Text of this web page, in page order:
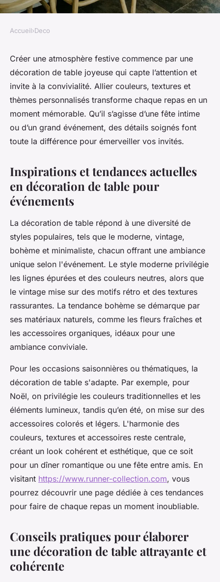
Créez une ambiance festive
avec une décoration de table
joyeuse
Antoine• 21 septembre 2025 •2 min de lecture
Accueil›Deco
Créer une atmosphère festive commence par une
décoration de table joyeuse qui capte l’attention et
invite à la convivialité. Allier couleurs, textures et
thèmes personnalisés transforme chaque repas en un
moment mémorable. Qu’il s’agisse d’une fête intime
ou d’un grand événement, des détails soignés font
toute la différence pour émerveiller vos invités.
Inspirations et tendances actuelles
en décoration de table pour
événements
La décoration de table répond à une diversité de
styles populaires, tels que le moderne, vintage,
bohème et minimaliste, chacun offrant une ambiance
unique selon l'événement. Le style moderne privilégie
les lignes épurées et des couleurs neutres, alors que
le vintage mise sur des motifs rétro et des textures
rassurantes. La tendance bohème se démarque par
ses matériaux naturels, comme les fleurs fraîches et
les accessoires organiques, idéaux pour une
ambiance conviviale.
Pour les occasions saisonnières ou thématiques, la
décoration de table s'adapte. Par exemple, pour
Noël, on privilégie les couleurs traditionnelles et les
éléments lumineux, tandis qu’en été, on mise sur des
accessoires colorés et légers. L'harmonie des
couleurs, textures et accessoires reste centrale,
créant un look cohérent et esthétique, que ce soit
pour un dîner romantique ou une fête entre amis. En
visitant https://www.runner-collection.com, vous
pourrez découvrir une page dédiée à ces tendances
pour faire de chaque repas un moment inoubliable.
Conseils pratiques pour élaborer
une décoration de table attrayante et
cohérente